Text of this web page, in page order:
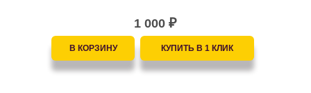
1 000 ₽